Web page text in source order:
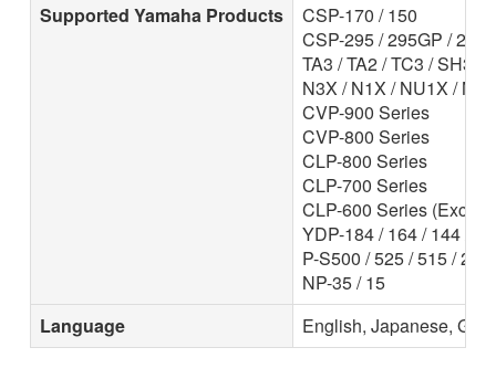
Supported Yamaha Products
CSP-170 / 150
CSP-295 / 295GP / 255
TA3 / TA2 / TC3 / SH3 /
N3X / N1X / NU1X /
CVP-900 Series
CVP-800 Series
CLP-800 Series
CLP-700 Series
CLP-600 Series
YDP-184 / 164 / 144 /
P-S500 / 525 / 515 /
NP-35 / 15
Language
English, Japanese,